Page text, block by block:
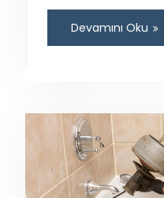
Devamını Oku